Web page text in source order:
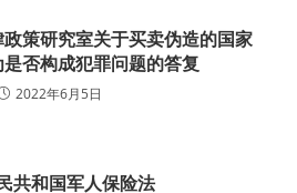
策研究室关于买卖伪造的国家
否构成犯罪问题的答复
2022年6月5日
共和国军人保险法